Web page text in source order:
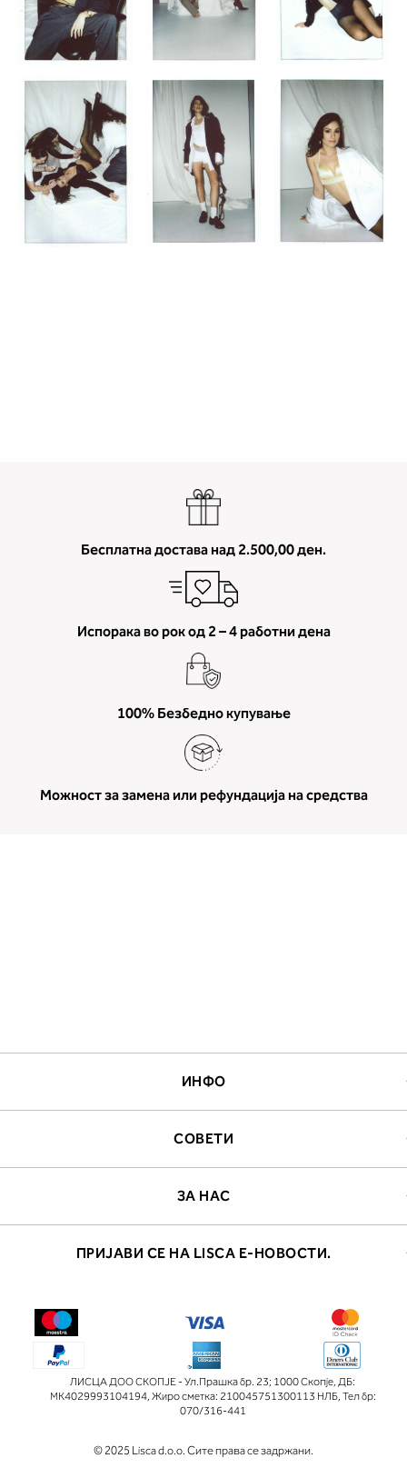
Бесплатна достава над 2.500,00 ден.
Испорака во рок од 2 – 4 работни дена
100% Безбедно купување
Можност за замена или рефундација на средства
ИНФО
СОВЕТИ
ЗА НАС
ПРИЈАВИ СЕ НА LISCA Е-НОВОСТИ.
ЛИСЦА ДОО СКОПЈЕ - Ул.Прашка бр. 23; 1000 Скопје, ДБ:
МК4029993104194, Жиро сметка: 210045751300113 НЛБ, Тел бр:
070/316-441
© 2025 Lisca d.o.o. Сите права се задржани.